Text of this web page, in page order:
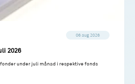
06 aug 2026
2026
under juli månad i respektive fonds